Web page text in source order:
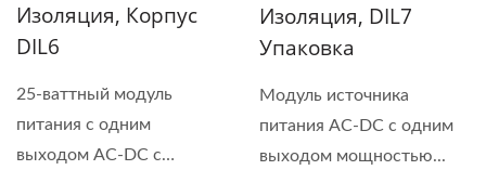
Изоляция, Корпус
DIL6
25-ваттный модуль
питания с одним
выходом AC-DC с
Изоляция, DIL7
Упаковка
Модуль источника
питания AC-DC с одним
выходом мощностью...